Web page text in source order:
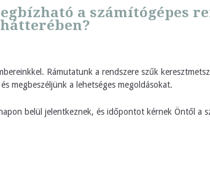
a számítógépes
Rámutatunk a rendszere szűk
megbeszéljünk a lehetséges megoldásokat.
belül jelentkeznek, és időpontot kérnek Öntől a